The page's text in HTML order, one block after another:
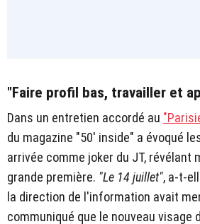
"Faire profil bas, travailler et
Dans un entretien accordé au
du magazine "50' inside" a évoqué
arrivée comme joker du JT, révélant
grande première. "Le 14 juillet", a-t-
la direction de l'information avait
communiqué que le nouveau visage